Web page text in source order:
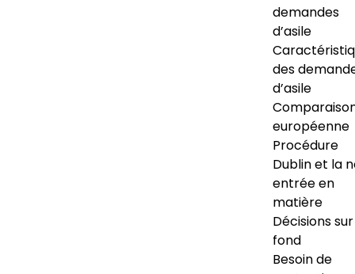
demandes
d’asile
des
d’asile
européenne
Procédure
Dublin et la
entrée en
matière
Décisions
fond
Besoin de